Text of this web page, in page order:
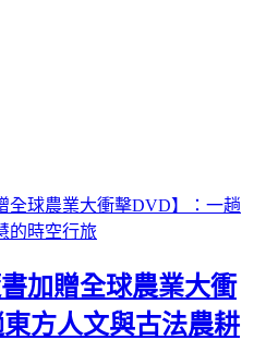
加贈全球農業大衝
方人文與古法農耕